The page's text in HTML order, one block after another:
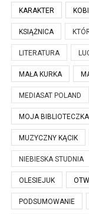
KARAKTER
KSIĄŻNICA
LITERATURA
MAŁA KURKA
MEDIASAT POLAND
MOJA BIBLIOTECZKA
MUZYCZNY KĄCIK
NIEBIESKA STUDNIA
OLESIEJUK
PODSUMOWANIE